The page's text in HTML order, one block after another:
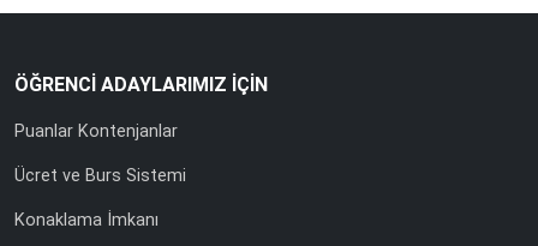
ÖĞRENCİ ADAYLARIMIZ İÇİN
Puanlar Kontenjanlar
Ücret ve Burs Sistemi
Konaklama İmkanı